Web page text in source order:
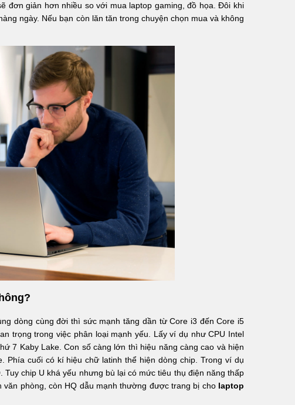
đơn giản hơn nhiều so với mua laptop gaming, đồ họa. Đôi khi
ngày. Nếu bạn còn lăn tăn trong chuyện chọn mua và không
dòng cùng đời thì sức mạnh tăng dần từ Core i3 đến Core i5
trọng trong việc phân loại mạnh yếu. Lấy ví dụ như CPU Intel
7 Kaby Lake. Con số càng lớn thì hiệu năng càng cao và hiện
cuối có kí hiệu chữ latinh thể hiện dòng chip. Trong ví dụ
chip U khá yếu nhưng bù lại có mức tiêu thụ điện năng thấp
phòng, còn HQ dẫu mạnh thường được trang bị cho laptop